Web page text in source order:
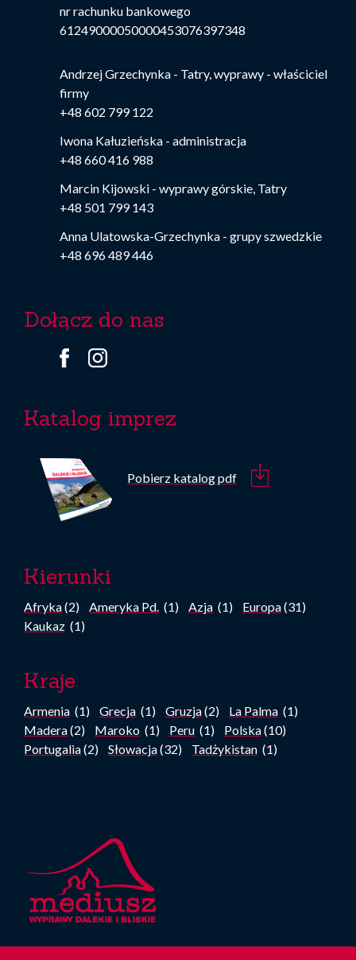
nr rachunku bankowego
61249000050000453076397348
Andrzej Grzechynka - Tatry, wyprawy - właściciel
firmy
+48 602 799 122
Iwona Kałuzieńska - administracja
+48 660 416 988
Marcin Kijowski - wyprawy górskie, Tatry
+48 501 799 143
Anna Ulatowska-Grzechynka - grupy szwedzkie
+48 696 489 446
Dołącz do nas
Katalog imprez
Pobierz katalog pdf
Kierunki
Afryka(2) Ameryka Pd. (1) Azja (1) Europa(31)
Kaukaz (1)
Kraje
Armenia (1) Grecja (1) Gruzja(2) La Palma (1)
Madera(2) Maroko (1) Peru (1) Polska(10)
Portugalia(2) Słowacja(32) Tadżykistan (1)
Stopka